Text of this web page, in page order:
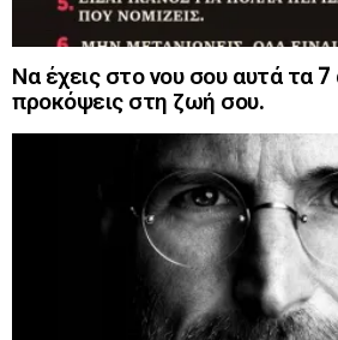
Να έχεις στο νου σου αυτά τα 7
προκόψεις στη ζωή σου.